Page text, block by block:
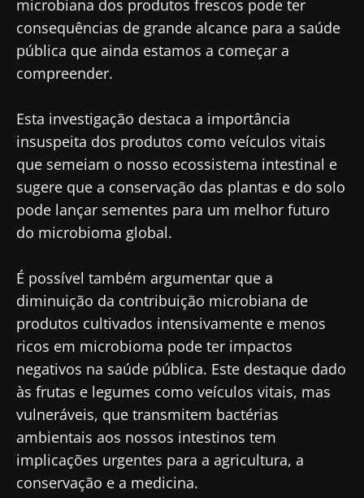
microbiana dos produtos frescos pode ter
consequências de grande alcance para a saúde
pública que ainda estamos a começar a
compreender.
Esta investigação destaca a importância
insuspeita dos produtos como veículos vitais
que semeiam o nosso ecossistema intestinal e
sugere que a conservação das plantas e do solo
pode lançar sementes para um melhor futuro
do microbioma global.
É possível também argumentar que a
diminuição da contribuição microbiana de
produtos cultivados intensivamente e menos
ricos em microbioma pode ter impactos
negativos na saúde pública. Este destaque dado
às frutas e legumes como veículos vitais, mas
vulneráveis, que transmitem bactérias
ambientais aos nossos intestinos tem
implicações urgentes para a agricultura, a
conservação e a medicina.
Redirecionamento
Você está prestes a ser redirecionado e
deixar nosso site
Ficar no site do Biocodex Microbiota Institute
saúde e investigadores da Microbiota e
receba o "Microbiota Digest" e o "HCP
Magazine" para se manter atualizado com as
últimas notícias sobre a microbiota.
Gostaria de me inscrever para receber mais
informações sobre a Biocodex
Eu li e aceito as
condições gerais de utilização
e apolítica de privacidadedo Biocodex
Microbiota Institute.
* Campo obrigatório
BMI 20-35
Gostaria de me inscrever para receber mais
informações sobre a Biocodex
Eu li e aceito as
Microbiota Institute.
* Campo obrigatório
BMI 20-35
Descubra
23/07/2026
O impacto
das
microbiotas
na saúde
reprodutiva
16/07/2026
Microbiota
intratumoral
do cancro
colorretal: um
indicador
10/07/2026